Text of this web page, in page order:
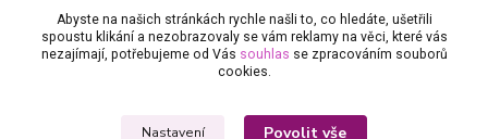
(Po - Pá, 8 - 16 hod.)
info@x-nails.cz
Abyste na našich stránkách rychle našli to, co hledáte, ušetřili
spoustu klikání a nezobrazovaly se vám reklamy na věci, které vás
nezajímají, potřebujeme od Vás souhlas se zpracováním souborů
cookies.
Nastavení Povolit vše